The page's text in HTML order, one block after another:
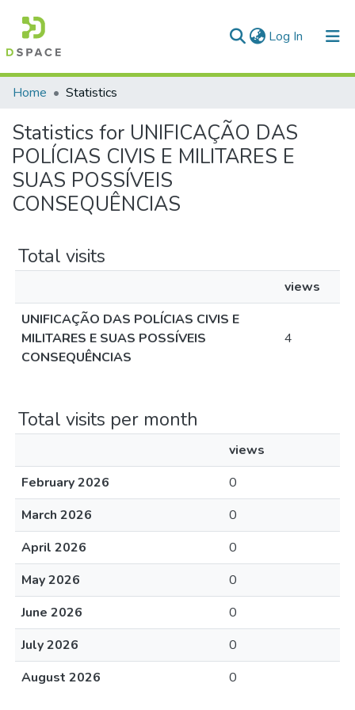
Log In (current)
Communities & Collections
All of DSpace
Home Statistics
Statistics for UNIFICAÇÃO DAS
POLÍCIAS CIVIS E MILITARES E
SUAS POSSÍVEIS
CONSEQUÊNCIAS
Total visits
views
UNIFICAÇÃO DAS POLÍCIAS CIVIS E
MILITARES E SUAS POSSÍVEIS
CONSEQUÊNCIAS
4
Total visits per month
views
February 2026
0
March 2026
0
April 2026
0
May 2026
0
June 2026
0
July 2026
0
August 2026
0